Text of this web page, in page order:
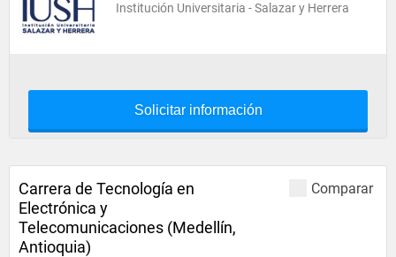
Institución Universitaria - Salazar y Herrera
Solicitar información
Comparar
Carrera de Tecnología en
Electrónica y
Telecomunicaciones (Medellín,
Antioquia)